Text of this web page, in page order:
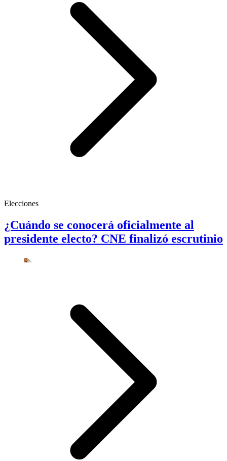
Elecciones
¿Cuándo se conocerá oficialmente al
presidente electo? CNE finalizó escrutinio